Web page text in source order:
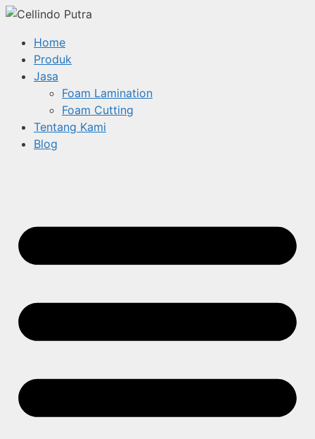
Home
Produk
Jasa
Foam Lamination
Foam Cutting
Tentang Kami
Blog